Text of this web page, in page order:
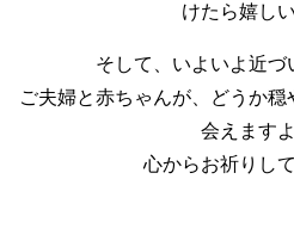
けたら嬉し
そして、いよいよ近づ
ご夫婦と赤ちゃんが、どうか
会えますよ
心からお祈りし